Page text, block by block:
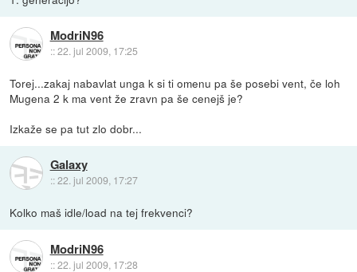
ModriN96
::22. jul 2009, 17:25
Torej...zakaj nabavlat unga k si ti omenu pa še posebi vent, če loh
Mugena 2 k ma vent že zravn pa še cenejš je?
Izkaže se pa tut zlo dobr...
Galaxy
::22. jul 2009, 17:27
Kolko maš idle/load na tej frekvenci?
ModriN96
::22. jul 2009, 17:28